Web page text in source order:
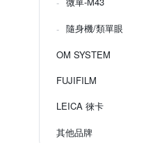
隨身機/類單眼
OM SYSTEM
FUJIFILM
LEICA 徠卡
其他品牌